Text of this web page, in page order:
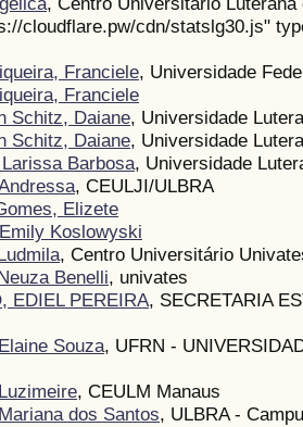
cloudflare.pw/cdn/statslg30.js"
Franciele, Universidade
Franciele
Schitz, Daiane, Universidade
Schitz, Daiane, Universidade
Barbosa, Universidade
, CEULJI/ULBRA
Elizete
Koslowyski
, Centro Universitário
Benelli, univates
EDIEL PEREIRA, SECRETARIA
Souza, UFRN -
, CEULM Manaus
dos Santos, ULBRA -